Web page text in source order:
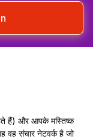
हैं) और आपके मस्तिष्क
वह संचार नेटवर्क है जो